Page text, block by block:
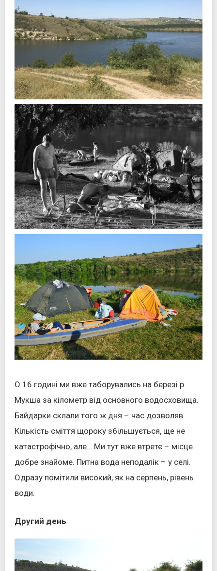
О 16 годині ми вже таборувались на березі р.
Мукша за кілометр від основного водосховища.
Байдарки склали того ж дня – час дозволяв.
Кількість сміття щороку збільшується, ще не
катастрофічно, але… Ми тут вже втретє – місце
добре знайоме. Питна вода неподалік – у селі.
Одразу помітили високий, як на серпень, рівень
води.
Другий день